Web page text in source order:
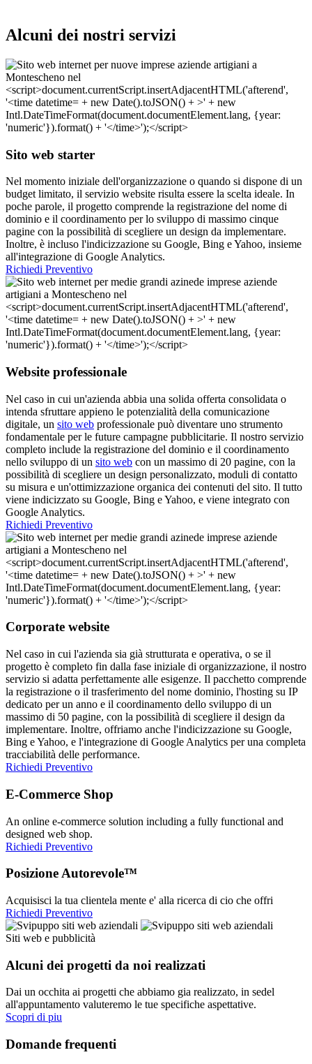
Alcuni dei nostri servizi
Sito web starter
Nel momento iniziale dell'organizzazione o quando si dispone di un
budget limitato, il servizio website risulta essere la scelta ideale. In
poche parole, il progetto comprende la registrazione del nome di
dominio e il coordinamento per lo sviluppo di massimo cinque
pagine con la possibilità di scegliere un design da implementare.
Inoltre, è incluso l'indicizzazione su Google, Bing e Yahoo, insieme
all'integrazione di Google Analytics.
Richiedi Preventivo
Website professionale
Nel caso in cui un'azienda abbia una solida offerta consolidata o
intenda sfruttare appieno le potenzialità della comunicazione
digitale, un sito web professionale può diventare uno strumento
fondamentale per le future campagne pubblicitarie. Il nostro servizio
completo include la registrazione del dominio e il coordinamento
nello sviluppo di un sito web con un massimo di 20 pagine, con la
possibilità di scegliere un design personalizzato, moduli di contatto
su misura e un'ottimizzazione organica dei contenuti del sito. Il tutto
viene indicizzato su Google, Bing e Yahoo, e viene integrato con
Google Analytics.
Richiedi Preventivo
Corporate website
Nel caso in cui l'azienda sia già strutturata e operativa, o se il
progetto è completo fin dalla fase iniziale di organizzazione, il nostro
servizio si adatta perfettamente alle esigenze. Il pacchetto comprende
la registrazione o il trasferimento del nome dominio, l'hosting su IP
dedicato per un anno e il coordinamento dello sviluppo di un
massimo di 50 pagine, con la possibilità di scegliere il design da
implementare. Inoltre, offriamo anche l'indicizzazione su Google,
Bing e Yahoo, e l'integrazione di Google Analytics per una completa
tracciabilità delle performance.
Richiedi Preventivo
E-Commerce Shop
An online e-commerce solution including a fully functional and
designed web shop.
Richiedi Preventivo
Posizione Autorevole™
Acquisisci la tua clientela mente e' alla ricerca di cio che offri
Richiedi Preventivo
Siti web e pubblicità
Alcuni dei progetti da noi realizzati
Dai un occhita ai progetti che abbiamo gia realizzato, in sedel
all'appuntamento valuteremo le tue specifiche aspettative.
Scopri di piu
Domande frequenti